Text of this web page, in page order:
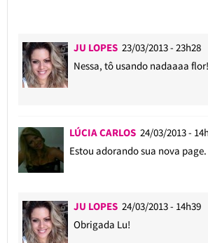
JU LOPES23/03/2013 - 23h28
Nessa, tô usando nadaaaa flor!
LÚCIA CARLOS 24/03/2013 -
Estou adorando sua nova page.
JU LOPES24/03/2013 - 14h39
Obrigada Lu!